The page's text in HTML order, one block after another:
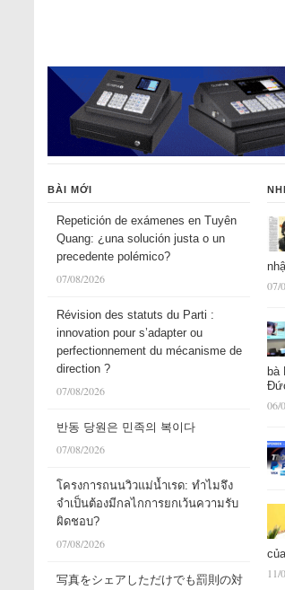
BÀI MỚI
Repetición de exámenes en Tuyên
Quang: ¿una solución justa o un
precedente polémico?
07/08/2026
Révision des statuts du Parti :
innovation pour s’adapter ou
perfectionnement du mécanisme de
direction ?
07/08/2026
반동 당원은 민족의 복이다
07/08/2026
โครงการถนนวิวแม่น้ำเรด: ทำไมจึง
จำเป็นต้องมีกลไกการยกเว้นความรับ
ผิดชอบ?
07/08/2026
写真をシェアしただけでも罰則の対
07/
bà
06/
11/